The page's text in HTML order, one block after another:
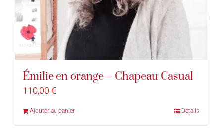
Émilie en orange – Chapeau Casual
110,00 €
Ajouter au panier Détails